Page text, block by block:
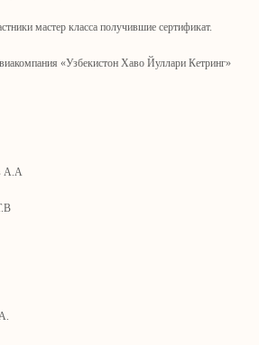
мастер класса получившие сертификат.
«Узбекистон Хаво Йуллари Кетринг»
А.А